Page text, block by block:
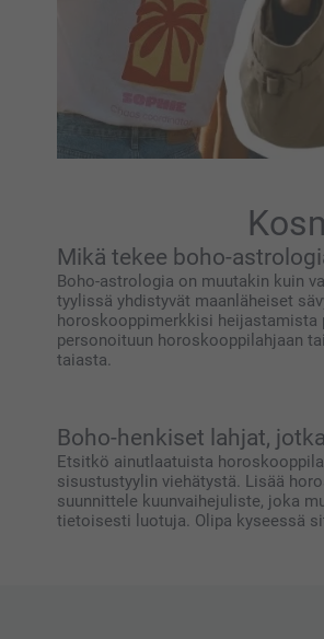
Mikä tekee boho-
Boho-astrologia on muutakin kuin
tyylissä yhdistyvät maanläheiset
horoskooppimerkkisi heijastamista
personoituun horoskooppilahjaan
taiasta.
Boho-henkiset lahjat,
Etsitkö ainutlaatuista
sisustustyylin viehätystä. Lisää
suunnittele kuunvaihejuliste, joka
tietoisesti luotuja. Olipa kyseessä